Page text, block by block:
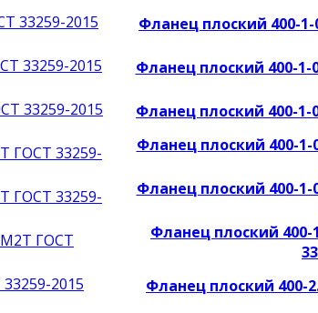
Фланец плоский 400-1-
Фланец плоский 400-1-
Фланец плоский 400-1-
Фланец плоский 400-1-
Фланец плоский 400-1-
Фланец плоский
Фланец плоский 400-